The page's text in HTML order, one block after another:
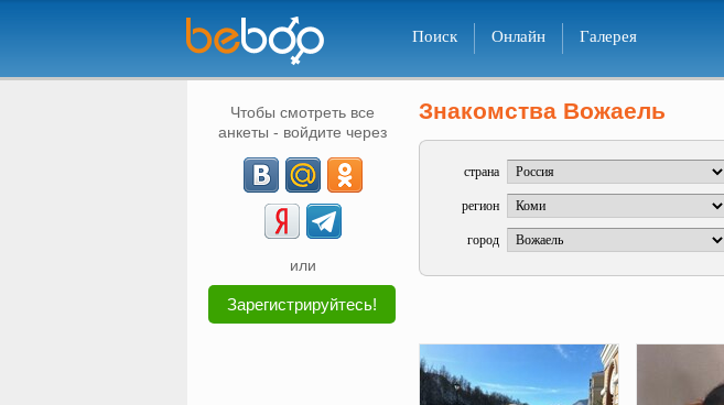
Поиск Онлайн Галерея
Чтобы смотреть все
анкеты - войдите через
или
Зарегистрируйтесь!
Знакомства Вожаель
страна
регион
город